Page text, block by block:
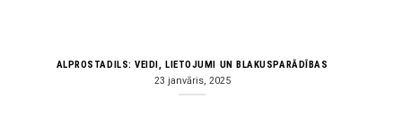
ALPROSTADILS: VEIDI, LIETOJUMI UN BLAKUSPARĀDĪBAS
23 janvāris, 2025